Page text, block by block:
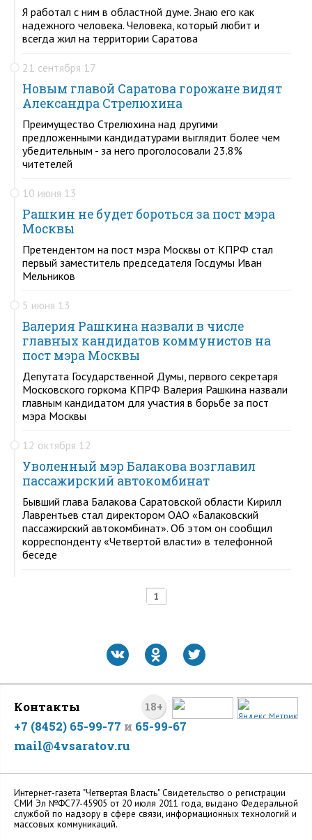
Я работал с ним в областной думе. Знаю его как
надежного человека. Человека, который любит и
всегда жил на территории Саратова
21 сентября 17
Новым главой Саратова горожане видят
Александра Стрелюхина
Преимущество Стрелюхина над другими
предложенными кандидатурами выглядит более чем
убедительным - за него проголосовали 23.8%
читетелей
10 июня 13
Рашкин не будет бороться за пост мэра
Москвы
Претендентом на пост мэра Москвы от КПРФ стал
первый заместитель председателя Госдумы Иван
Мельников
5 июня 13
Валерия Рашкина назвали в числе
главных кандидатов коммунистов на
пост мэра Москвы
Депутата Государственной Думы, первого секретаря
Московского горкома КПРФ Валерия Рашкина назвали
главным кандидатом для участия в борьбе за пост
мэра Москвы
12 октября 12
Уволенный мэр Балакова возглавил
пассажирский автокомбинат
Бывший глава Балакова Саратовской области Кирилл
Лаврентьев стал директором ОАО «Балаковский
пассажирский автокомбинат». Об этом он сообщил
корреспонденту «Четвертой власти» в телефонной
беседе
1
18+
Контакты
+7 (8452) 65-99-77 и 65-99-67
mail@4vsaratov.ru
Интернет-газета "Четвертая Власть" Cвидетельство о регистрации
СМИ Эл №ФС77-45905 от 20 июля 2011 года, выдано Федеральной
службой по надзору в сфере связи, информационных технологий и
массовых коммуникаций.